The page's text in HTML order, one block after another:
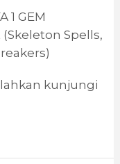
1 GEM
Spells,
kunjungi